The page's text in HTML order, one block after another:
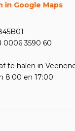
in Google Maps
0006 3590 60
te halen in
8:00 en 17:00.